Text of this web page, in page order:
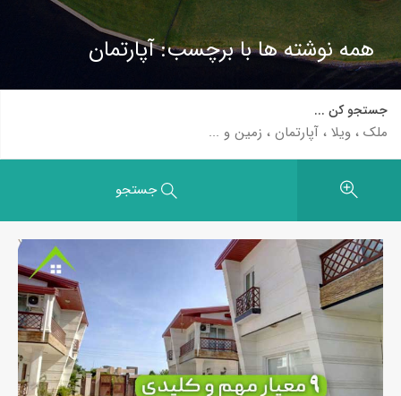
همه نوشته ها با برچسب: آپارتمان
جستجو کن ...
جستجو